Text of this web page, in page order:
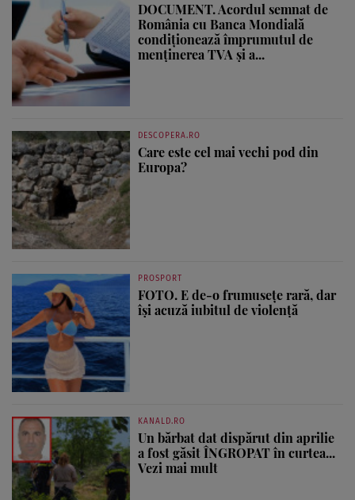
DOCUMENT. Acordul semnat de
România cu Banca Mondială
condiționează împrumutul de
menținerea TVA și a...
DESCOPERA.RO
Care este cel mai vechi pod din
Europa?
PROSPORT
FOTO. E de-o frumusețe rară, dar
își acuză iubitul de violență
KANALD.RO
Un bărbat dat dispărut din aprilie
a fost găsit ÎNGROPAT în curtea...
Vezi mai mult